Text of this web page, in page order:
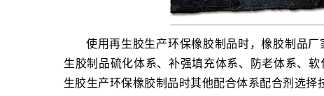
使用再生胶生产环保橡胶制品时，橡胶制品
生胶制品硫化体系、补强填充体系、防老体系、
生胶生产环保橡胶制品时其他配合体系配合剂选择